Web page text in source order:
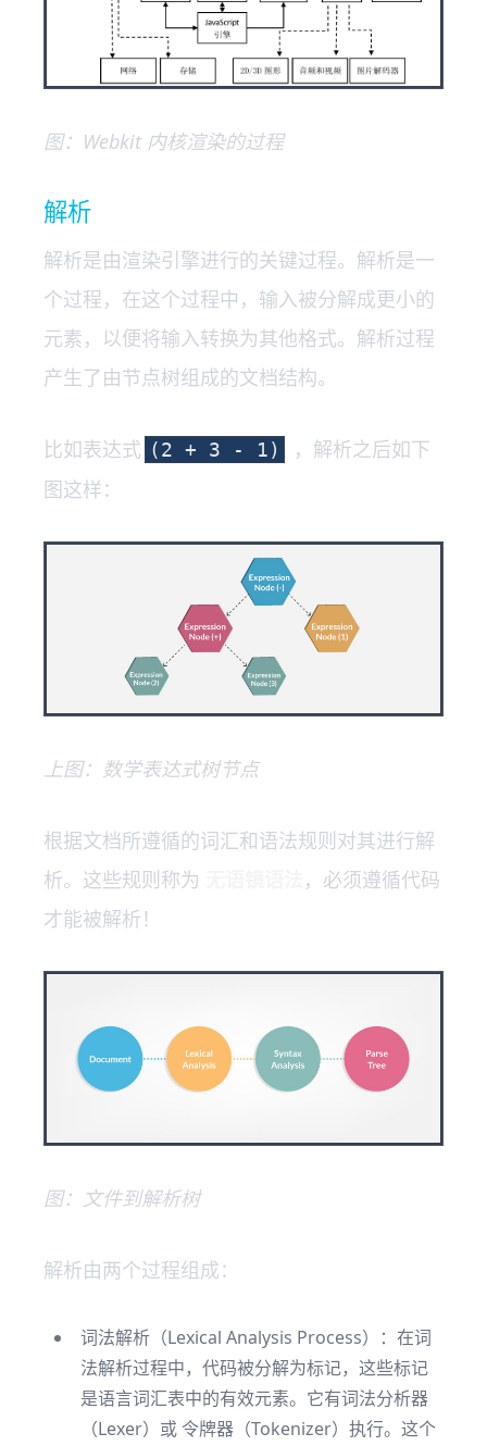
图：Webkit 内核渲染的过程
解析
解析是由渲染引擎进行的关键过程。解析是一
个过程，在这个过程中，输入被分解成更小的
元素，以便将输入转换为其他格式。解析过程
产生了由节点树组成的文档结构。
比如表达式 (2 + 3 - 1)
，解析之后如下
图这样：
上图：数学表达式树节点
根据文档所遵循的词汇和语法规则对其进行解
析。这些规则称为
，必须遵循代码
才能被解析！
图：文件到解析树
解析由两个过程组成：
词法解析（Lexical Analysis Process）：在词
法解析过程中，代码被分解为标记，这些标记
是语言词汇表中的有效元素。它有词法分析器
（Lexer）或 令牌器（Tokenizer）执行。这个